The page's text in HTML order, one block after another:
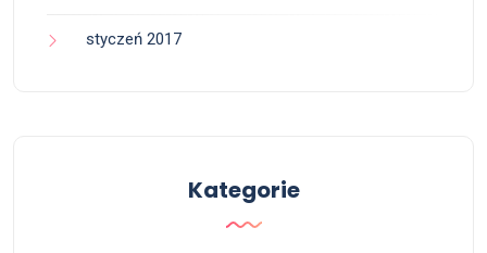
styczeń 2017
Kategorie